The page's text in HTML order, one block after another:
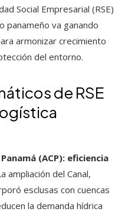
Social Empresarial (RSE)
va ganando
armonizar crecimiento
del entorno.
de RSE
(ACP): eficiencia
ampliación del Canal,
esclusas con cuencas
la demanda hídrica